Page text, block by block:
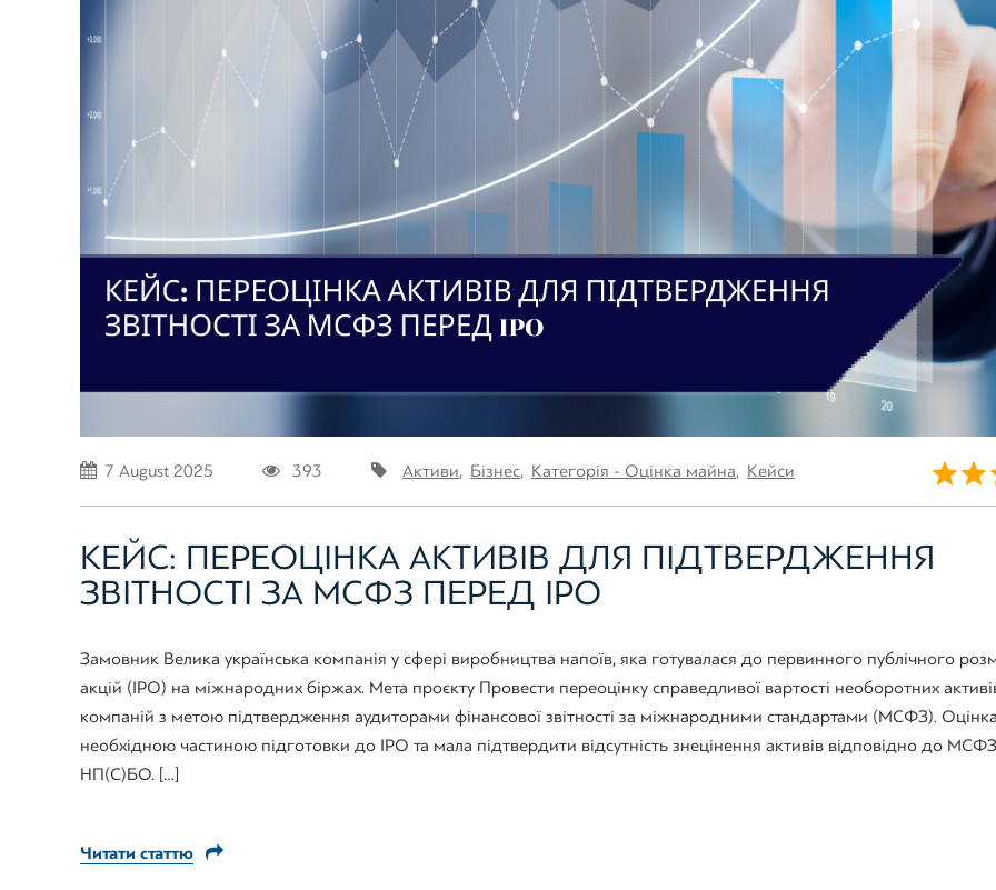
7 August 2025 393 Активи, Бізнес, Категорія - Оцінка майна, Кейси
КЕЙС: ПЕРЕОЦІНКА АКТИВІВ ДЛЯ ПІДТВЕРДЖЕННЯ
ЗВІТНОСТІ ЗА МСФЗ ПЕРЕД IPO
Замовник Велика українська компанія у сфері виробництва напоїв, яка готувалася до первинного публічного
акцій (IPO) на міжнародних біржах. Мета проєкту Провести переоцінку справедливої вартості необоротних
компаній з метою підтвердження аудиторами фінансової звітності за міжнародними стандартами (МСФЗ).
необхідною частиною підготовки до IPO та мала підтвердити відсутність знецінення активів відповідно до
НП(С)БО. […]
Читати статтю